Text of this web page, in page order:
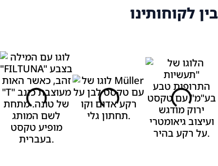
בין לקוחותינו